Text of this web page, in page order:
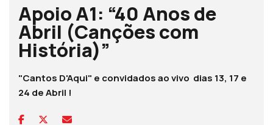
Apoio A1: “40 Anos de
Abril (Canções com
História)”
"Cantos D'Aqui" e convidados ao vivo dias 13, 17 e
24 de Abril !